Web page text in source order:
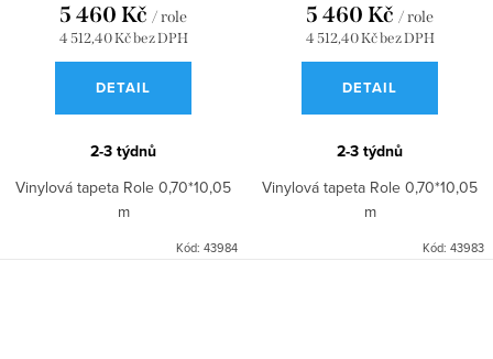
4 512,40 Kč bez DPH
5 460 Kč / role
DETAIL
2-3 týdnů
Vinylová tapeta Role 0,70*10,05
m
Kód: 43984
4 512,40 Kč bez DPH
5 460 Kč / role
DETAIL
2-3 týdnů
Vinylová tapeta Role 0,70*10,05
m
Kód: 43983